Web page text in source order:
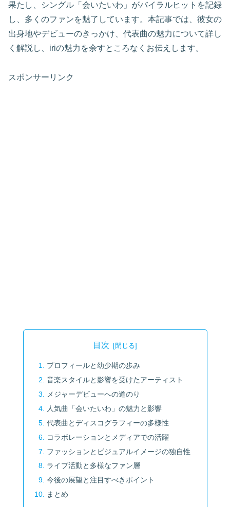
果たし、シングル「会いたいわ」がバイラルヒットを記録
し、多くのファンを魅了しています。本記事では、彼女の
出身地やデビューのきっかけ、代表曲の魅力について詳し
く解説し、iriの魅力を余すところなくお伝えします。
スポンサーリンク
目次
プロフィールと幼少期の歩み
音楽スタイルと影響を受けたアーティスト
メジャーデビューへの道のり
人気曲「会いたいわ」の魅力と影響
代表曲とディスコグラフィーの多様性
コラボレーションとメディアでの活躍
ファッションとビジュアルイメージの独自性
ライブ活動と多様なファン層
今後の展望と注目すべきポイント
まとめ